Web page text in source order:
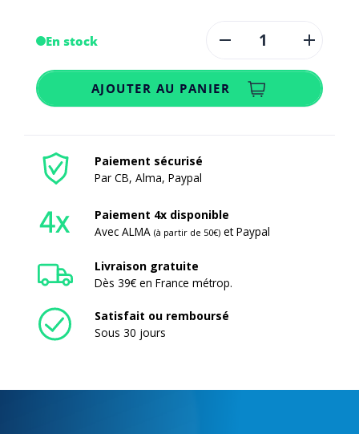
En stock
AJOUTER AU PANIER
Paiement sécurisé
Par CB, Alma, Paypal
Paiement 4x disponible
Avec ALMA (à partir de 50€)et Paypal
Livraison gratuite
Dès 39€ en France métrop.
Satisfait ou remboursé
Sous 30 jours